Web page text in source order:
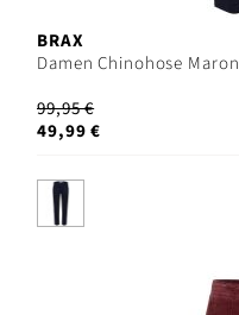
BRAX
Damen Chinohose Maron
99,95 €
49,99 €